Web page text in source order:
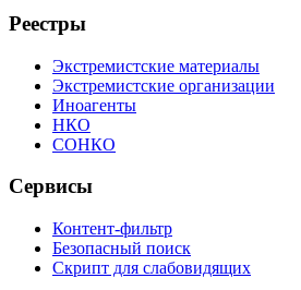
Реестры
Экстремистские материалы
Экстремистские организации
Иноагенты
НКО
СОНКО
Сервисы
Контент-фильтр
Безопасный поиск
Скрипт для слабовидящих